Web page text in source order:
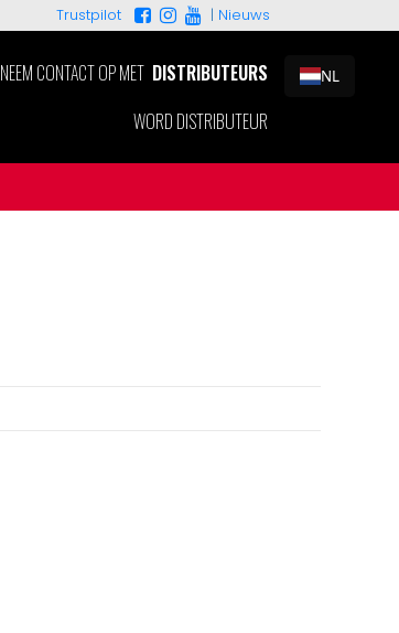
NL
Trustpilot | Nieuws
NEEM CONTACT OP MET DISTRIBUTEURS
WORD DISTRIBUTEUR